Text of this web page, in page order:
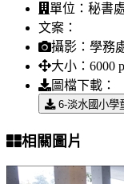
單位： 秘書
文案：
攝影： 學務
大小： 6000
圖檔下載：
6-淡水國小學
相關圖片